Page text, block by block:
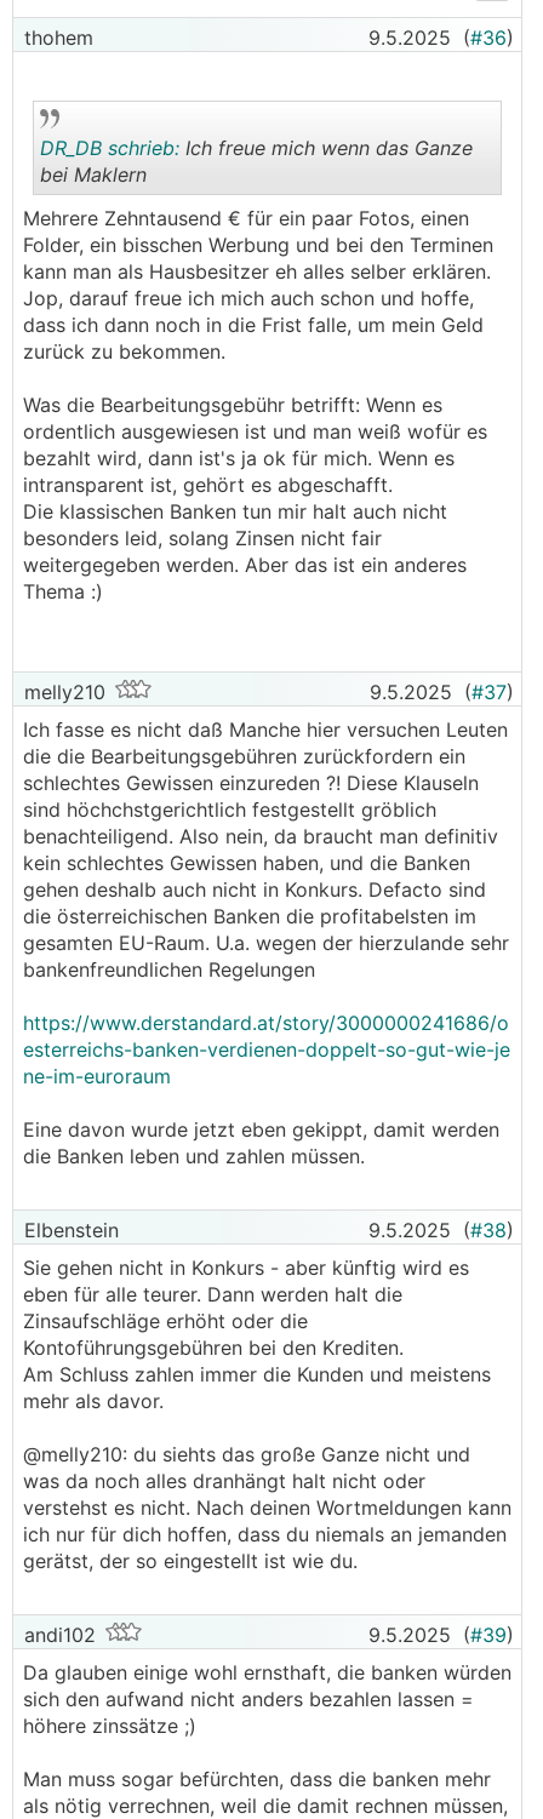
thohem 9.5.2025 (#36)
..
DR_DB schrieb: Ich freue mich wenn das Ganze
bei Maklern
Mehrere Zehntausend € für ein paar Fotos, einen
Folder, ein bisschen Werbung und bei den Terminen
kann man als Hausbesitzer eh alles selber erklären.
Jop, darauf freue ich mich auch schon und hoffe,
dass ich dann noch in die Frist falle, um mein Geld
zurück zu bekommen.
Was die Bearbeitungsgebühr betrifft: Wenn es
ordentlich ausgewiesen ist und man weiß wofür es
bezahlt wird, dann ist's ja ok für mich. Wenn es
intransparent ist, gehört es abgeschafft.
Die klassischen Banken tun mir halt auch nicht
besonders leid, solang Zinsen nicht fair
weitergegeben werden. Aber das ist ein anderes
Thema :)
melly210 9.5.2025 (#37)
Ich fasse es nicht daß Manche hier versuchen Leuten
die die Bearbeitungsgebühren zurückfordern ein
schlechtes Gewissen einzureden ?! Diese Klauseln
sind höchchstgerichtlich festgestellt gröblich
benachteiligend. Also nein, da braucht man definitiv
kein schlechtes Gewissen haben, und die Banken
gehen deshalb auch nicht in Konkurs. Defacto sind
die österreichischen Banken die profitabelsten im
gesamten EU-Raum. U.a. wegen der hierzulande sehr
bankenfreundlichen Regelungen
https://www.derstandard.at/story/3000000241686/o
esterreichs-banken-verdienen-doppelt-so-gut-wie-je
ne-im-euroraum
Eine davon wurde jetzt eben gekippt, damit werden
die Banken leben und zahlen müssen.
Elbenstein 9.5.2025 (#38)
Sie gehen nicht in Konkurs - aber künftig wird es
eben für alle teurer. Dann werden halt die
Zinsaufschläge erhöht oder die
Kontoführungsgebühren bei den Krediten.
Am Schluss zahlen immer die Kunden und meistens
mehr als davor.
@melly210: du siehts das große Ganze nicht und
was da noch alles dranhängt halt nicht oder
verstehst es nicht. Nach deinen Wortmeldungen kann
ich nur für dich hoffen, dass du niemals an jemanden
gerätst, der so eingestellt ist wie du.
andi102 9.5.2025 (#39)
Da glauben einige wohl ernsthaft, die banken würden
sich den aufwand nicht anders bezahlen lassen =
höhere zinssätze ;)
Man muss sogar befürchten, dass die banken mehr
als nötig verrechnen, weil die damit rechnen müssen,